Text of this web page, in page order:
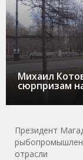
Михаил
сюрпризам
Президент
отрасли